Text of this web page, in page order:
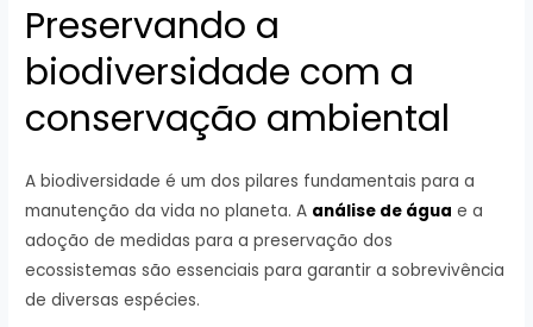
Preservando a
biodiversidade com a
conservação ambiental
A biodiversidade é um dos pilares fundamentais para a
manutenção da vida no planeta. A análise de água e a
adoção de medidas para a preservação dos
ecossistemas são essenciais para garantir a sobrevivência
de diversas espécies.